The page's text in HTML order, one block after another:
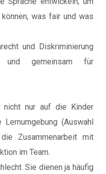
was fair und was
und Diskriminierung
und gemeinsam für
nicht nur auf die Kinder
(Auswahl
Zusammenarbeit mit
im Team.
Sie dienen ja häufig